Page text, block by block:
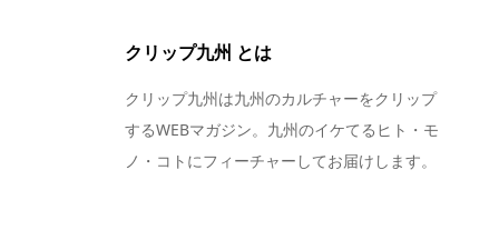
クリップ九州 とは
クリップ九州は九州のカルチャーをクリップ
するWEBマガジン。九州のイケてるヒト・モ
ノ・コトにフィーチャーしてお届けします。